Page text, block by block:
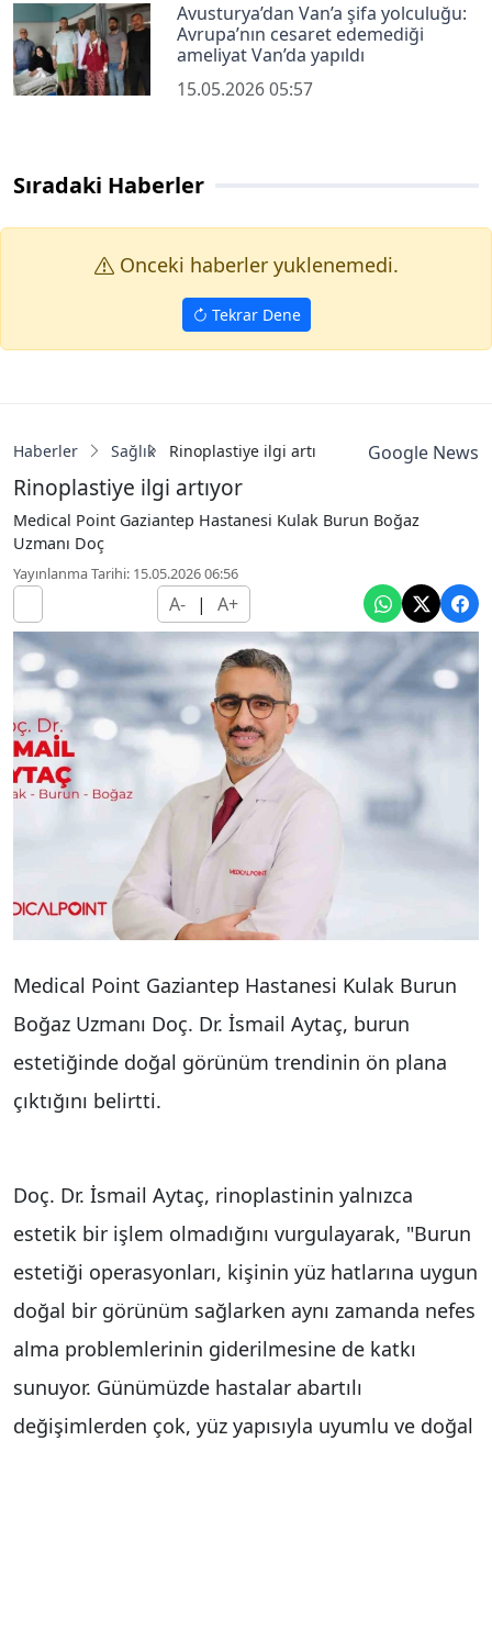
Avusturya’dan Van’a şifa yolculuğu:
Avrupa’nın cesaret edemediği
ameliyat Van’da yapıldı
15.05.2026 05:57
Sıradaki Haberler
Onceki haberler yuklenemedi.
Tekrar Dene
Haberler Sağlık Rinoplastiye ilgi artıyor Google News
Rinoplastiye ilgi artıyor
Medical Point Gaziantep Hastanesi Kulak Burun Boğaz
Uzmanı Doç
Yayınlanma Tarihi: 15.05.2026 06:56
A- | A+
Medical Point Gaziantep Hastanesi Kulak Burun
Boğaz Uzmanı Doç. Dr. İsmail Aytaç, burun
estetiğinde doğal görünüm trendinin ön plana
çıktığını belirtti.
Doç. Dr. İsmail Aytaç, rinoplastinin yalnızca
estetik bir işlem olmadığını vurgulayarak, "Burun
estetiği operasyonları, kişinin yüz hatlarına uygun
doğal bir görünüm sağlarken aynı zamanda nefes
alma problemlerinin giderilmesine de katkı
sunuyor. Günümüzde hastalar abartılı
değişimlerden çok, yüz yapısıyla uyumlu ve doğal